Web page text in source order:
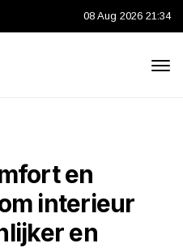
08 Aug 2026 21:34
en
interieur
en